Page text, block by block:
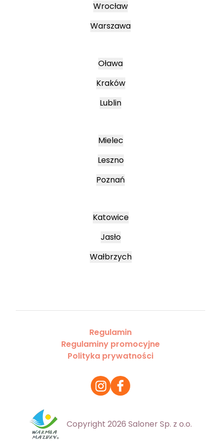
Wrocław
Warszawa
Oława
Kraków
Lublin
Mielec
Leszno
Poznań
Katowice
Jasło
Wałbrzych
Regulamin
Regulaminy promocyjne
Polityka prywatności
Copyright 2026 Saloner Sp. z o.o.